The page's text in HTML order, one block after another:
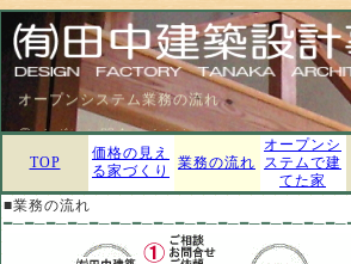
オープンシステム 業務の流れ
① まずはお問合せください。
② 設計業務
打合せを重ね要望・希望を設計に盛り込んでい
③ ｺﾝｽﾄﾗｸｼｮﾝﾏﾈｼﾞﾒﾝﾄ業務
TOP
価格の見え
る家づくり
業務の流れ
オープンシ
ステムで建
てた家
■業務の流れ